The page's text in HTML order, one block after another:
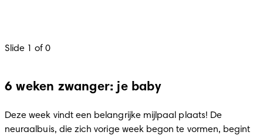
Slide 1 of 0
6 weken zwanger: je baby
Deze week vindt een belangrijke mijlpaal plaats! De
neuraalbuis, die zich vorige week begon te vormen, begint